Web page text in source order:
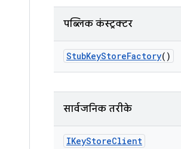
पब्लिक कंस्ट्रक्टर
StubKeyStoreFactory()
सार्वजनिक तरीके
IKeyStoreClient